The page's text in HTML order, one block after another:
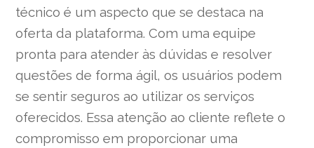
técnico é um aspecto que se destaca na
oferta da plataforma. Com uma equipe
pronta para atender às dúvidas e resolver
questões de forma ágil, os usuários podem
se sentir seguros ao utilizar os serviços
oferecidos. Essa atenção ao cliente reflete o
compromisso em proporcionar uma